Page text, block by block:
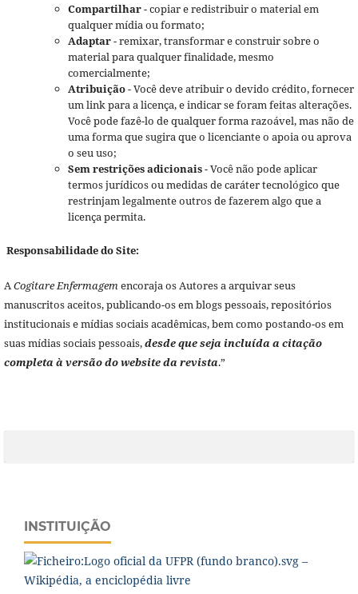
Compartilhar- copiar e redistribuir o material em
qualquer mídia ou formato;
Adaptar- remixar, transformar e construir sobre o
material para qualquer finalidade, mesmo
comercialmente;
Atribuição- Você deve atribuir o devido crédito, fornecer
um link para a licença, e indicar se foram feitas alterações.
Você pode fazê-lo de qualquer forma razoável, mas não de
uma forma que sugira que o licenciante o apoia ou aprova
o seu uso;
Sem restrições adicionais- Você não pode aplicar
termos jurídicos ou medidas de caráter tecnológico que
restrinjam legalmente outros de fazerem algo que a
licença permita.
Responsabilidade do Site:
A Cogitare Enfermagem encoraja os Autores a arquivar seus
manuscritos aceitos, publicando-os em blogs pessoais, repositórios
institucionais e mídias sociais acadêmicas, bem como postando-os em
suas mídias sociais pessoais,desde que seja incluída a citação
completa à versão do website da revista.”
INSTITUIÇÃO